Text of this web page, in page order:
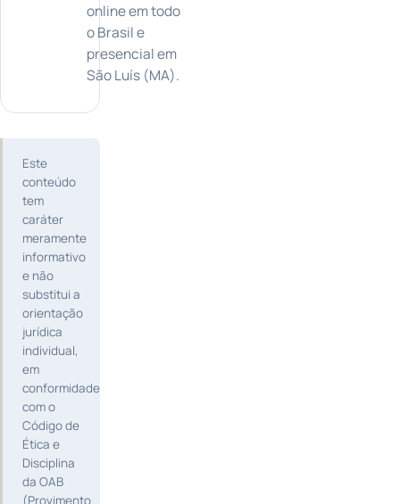
online em todo
o Brasil e
presencial em
São Luís (MA).
Este
conteúdo
tem
caráter
meramente
informativo
e não
substitui a
orientação
jurídica
individual,
em
conformidade
com o
Código de
Ética e
Disciplina
da OAB
(Provimento